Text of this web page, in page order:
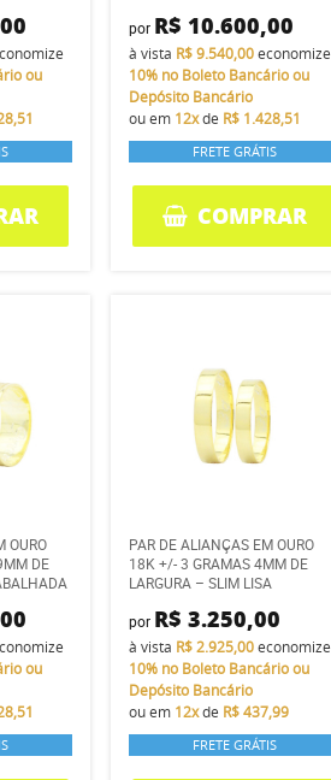
ou
por R$ 10.600,00
à vista R$ 9.540,00economize
10% no Boleto Bancário ou
Depósito Bancário
ou em 12xde R$ 1.428,51
FRETE GRÁTIS
COMPRAR
OURO
DE
ou
PAR DE ALIANÇAS EM OURO
18K +/- 3 GRAMAS 4MM DE
LARGURA – SLIM LISA
por R$ 3.250,00
à vista R$ 2.925,00economize
10% no Boleto Bancário ou
Depósito Bancário
ou em 12xde R$ 437,99
FRETE GRÁTIS